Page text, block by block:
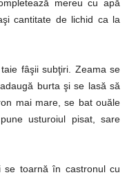
mereu cu apă
cantitate de lichid ca la
fâşii subţiri. Zeama se
burta şi se lasă să
mai mare, se bat ouăle
usturoiul pisat, sare
toarnă în castronul cu